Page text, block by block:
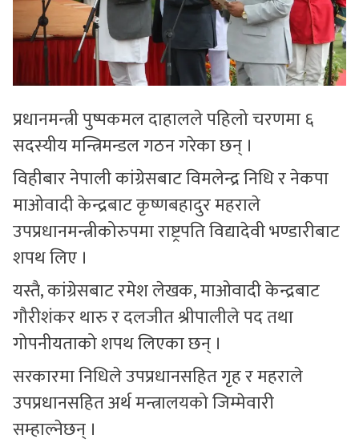
प्रधानमन्त्री पुष्पकमल दाहालले पहिलो चरणमा ६
सदस्यीय मन्त्रिमन्डल गठन गरेका छन् ।
विहीबार नेपाली कांग्रेसबाट विमलेन्द्र निधि र नेकपा
माओवादी केन्द्रबाट कृष्णबहादुर महराले
उपप्रधानमन्त्रीकोरुपमा राष्ट्रपति विद्यादेवी भण्डारीबाट
शपथ लिए ।
यस्तै, कांग्रेसबाट रमेश लेखक, माओवादी केन्द्रबाट
गौरीशंकर थारु र दलजीत श्रीपालीले पद तथा
गोपनीयताको शपथ लिएका छन् ।
सरकारमा निधिले उपप्रधानसहित गृह र महराले
उपप्रधानसहित अर्थ मन्त्रालयको जिम्मेवारी
सम्हाल्नेछन् ।